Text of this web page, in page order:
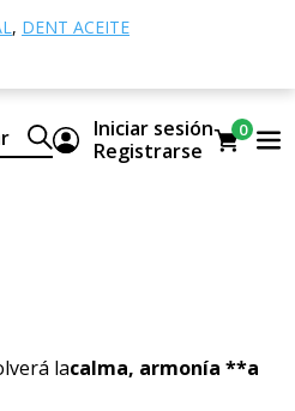
, DENT ACEITE
Iniciar sesión
Registrarse
0
lacalma, armonía **a